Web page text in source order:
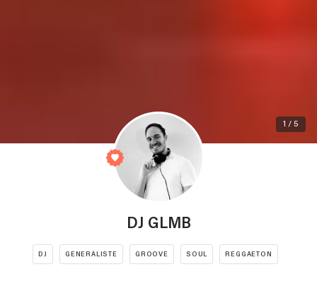
1 / 5
DJ GLMB
DJ GENERALISTE GROOVE SOUL REGGAETON